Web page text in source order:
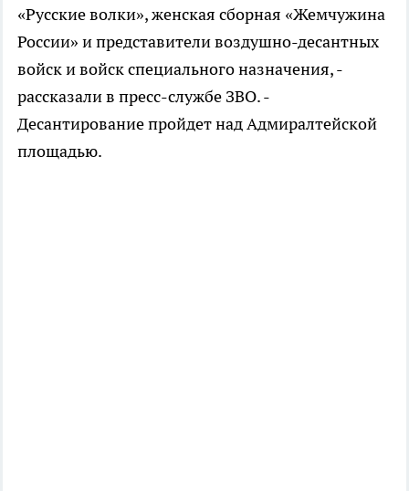
«Русские волки», женская сборная «Жемчужина
России» и представители воздушно-десантных
войск и войск специального назначения, -
рассказали в пресс-службе ЗВО. -
Десантирование пройдет над Адмиралтейской
площадью.